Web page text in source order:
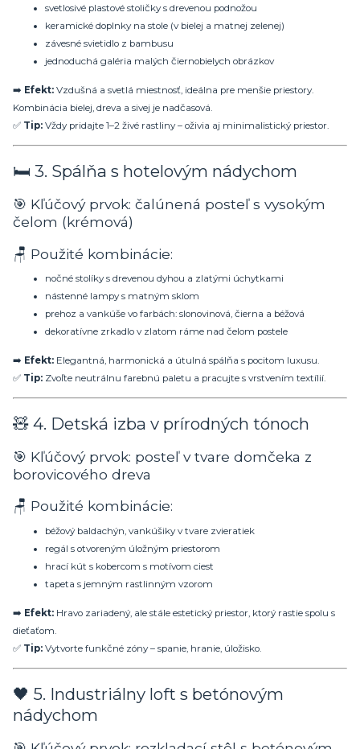
svetlosivé plastové stoličky s drevenou podnožou
keramické doplnky na stole (v bielej a matnej zelenej)
závesné svietidlo z bambusu
jednoduchá galéria malých čiernobielych obrázkov
➡️ Efekt: Vzdušná a svetlá miestnosť, ideálna pre menšie priestory.
Kombinácia bielej, dreva a sivej je nadčasová.
✅ Tip: Vždy pridajte 1–2 živé rastliny – oživia aj minimalistický priestor.
🛏️ 3. Spálňa s hotelovým nádychom
🎯 Kľúčový prvok: čalúnená posteľ s vysokým
čelom (krémová)
🪑 Použité kombinácie:
nočné stolíky s drevenou dyhou a zlatými úchytkami
nástenné lampy s matným sklom
prehoz a vankúše vo farbách: slonovinová, čierna a béžová
dekoratívne zrkadlo v zlatom ráme nad čelom postele
➡️ Efekt: Elegantná, harmonická a útulná spálňa s pocitom luxusu.
✅ Tip: Zvoľte neutrálnu farebnú paletu a pracujte s vrstvením textílií.
🧸 4. Detská izba v prírodných tónoch
🎯 Kľúčový prvok: posteľ v tvare domčeka z
borovicového dreva
🪑 Použité kombinácie:
béžový baldachýn, vankúšiky v tvare zvieratiek
regál s otvoreným úložným priestorom
hrací kút s kobercom s motívom ciest
tapeta s jemným rastlinným vzorom
➡️ Efekt: Hravo zariadený, ale stále estetický priestor, ktorý rastie spolu s
dieťaťom.
✅ Tip: Vytvorte funkčné zóny – spanie, hranie, úložisko.
🖤 5. Industriálny loft s betónovým
nádychom